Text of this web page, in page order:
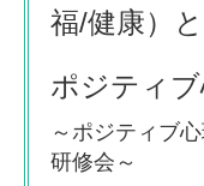
福/健康）と
ポジティ
～ポジティブ
研修会～